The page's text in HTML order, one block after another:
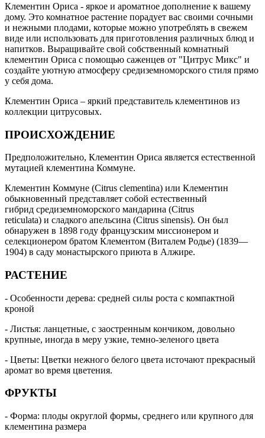
Клементин Ориса - яркое и ароматное дополнение к вашему
дому. Это комнатное растение порадует вас своими сочными
и нежными плодами, которые можно употреблять в свежем
виде или использовать для приготовления различных блюд и
напитков. Выращивайте свой собственный комнатный
клементин Ориса с помощью саженцев от "Цитрус Микс" и
создайте уютную атмосферу средиземноморского стиля прямо
у себя дома.
Клементин Ориса – яркий представитель клементинов из
коллекции цитрусовых.
ПРОИСХОЖДЕНИЕ
Предположительно, Клементин Ориса является естественной
мутацией клементина Коммуне.
Клементин Коммуне (Citrus clementina) или Клементин
обыкновенный представляет собой естественный
гибрид средиземноморского мандарина (Citrus
reticulata) и сладкого апельсина (Citrus sinensis). Он был
обнаружен в 1898 году французским миссионером и
селекционером братом Клементом (Виталем Родье) (1839—
1904) в саду монастырского приюта в Алжире.
РАСТЕНИЕ
- Особенности дерева: средней силы роста с компактной
кроной
- Листья: ланцетные, с заостренным кончиком, довольно
крупные, иногда в меру узкие, темно-зеленого цвета
- Цветы: Цветки нежного белого цвета источают прекрасный
аромат во время цветения.
ФРУКТЫ
- Форма: плоды округлой формы, среднего или крупного для
клементина размера